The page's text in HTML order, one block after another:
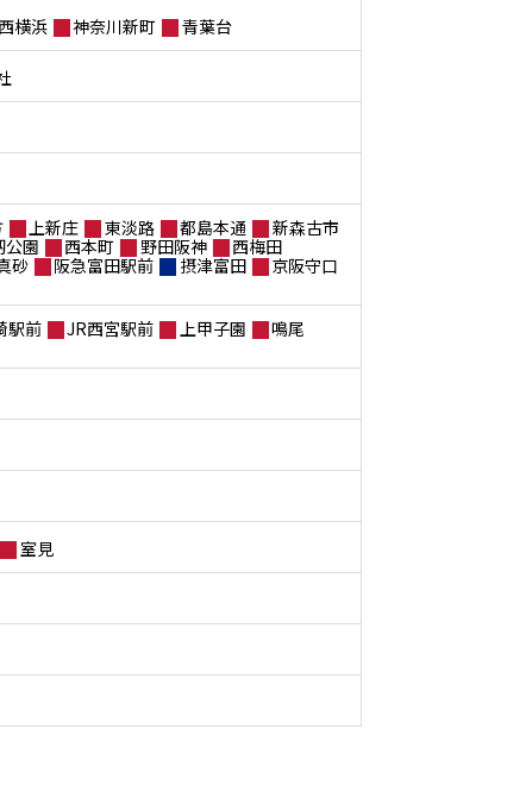
西横浜 神奈川新町 青葉台
上新庄 東淡路 都島本通
新森古市
公園 西本町 野田阪神
西梅田
砂 阪急富田駅前 摂津富田
京阪守口
駅前 JR西宮駅前 上甲子園
鳴尾
室見